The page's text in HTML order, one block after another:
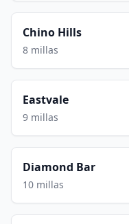
Chino Hills
8 millas
Eastvale
9 millas
Diamond Bar
10 millas